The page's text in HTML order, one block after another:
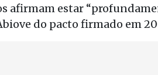
afirmam estar
do pacto firmado em